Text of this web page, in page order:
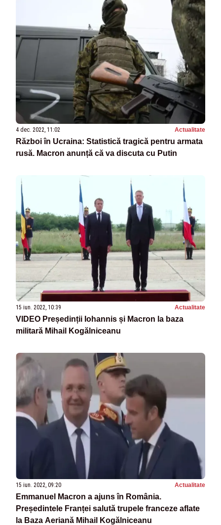
4 dec. 2022, 11:02 Actualitate
Război în Ucraina: Statistică tragică pentru armata
rusă. Macron anunță că va discuta cu Putin
15 iun. 2022, 10:39 Actualitate
VIDEO Președinții Iohannis și Macron la baza
militară Mihail Kogălniceanu
15 iun. 2022, 09:20 Actualitate
Emmanuel Macron a ajuns în România.
Președintele Franței salută trupele franceze aflate
la Baza Aeriană Mihail Kogălniceanu